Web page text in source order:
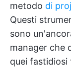
metodo di
Questi
sono
manager che
quei